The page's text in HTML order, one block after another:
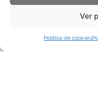
Ver
Política de cookies